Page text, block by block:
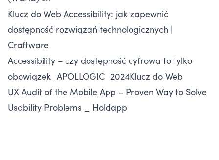
Klucz do Web Accessibility: jak zapewnić
dostępność rozwiązań technologicznych |
Craftware
Accessibility – czy dostępność cyfrowa to tylko
obowiązek_APOLLOGIC_2024Klucz do Web
UX Audit of the Mobile App – Proven Way to Solve
Usability Problems _ Holdapp